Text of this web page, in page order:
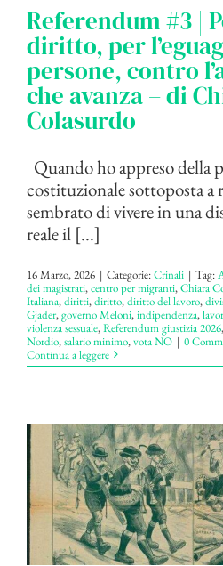
Referendum #3 |
diritto, per
persone, contro
che avanza – di
Colasurdo
Quando ho appreso della
costituzionale sottoposta a
sembrato di vivere in una
reale il [...]
16 Marzo, 2026 | Categorie:Crinali | Tag:
dei magistrati,centro per migranti,Chiara
Italiana,diritti,diritto,diritto del lavoro,
Gjader,governo Meloni,indipendenza,
violenza sessuale,Referendum giustizia 2026,
Nordio,salario minimo,vota NO | 0
Continua a leggere